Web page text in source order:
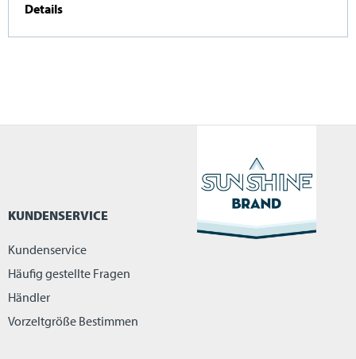
Details
KUNDENSERVICE
Kundenservice
Häufig gestellte Fragen
Händler
Vorzeltgröße Bestimmen